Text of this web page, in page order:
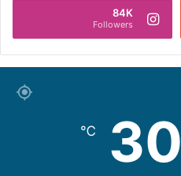
84K
Followers
30
℃